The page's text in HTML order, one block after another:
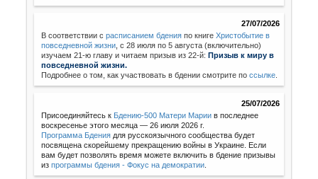
27/07/2026
В соответствии с расписанием бдения по книгеХристобытие в
повседневной жизни с 28 июля по 5 августа (включительно)
изучаем 21-ю главу и читаем призыв из 22-й:Призыв к миру в
повседневной жизни.
Подробнее о том, как участвовать в бдении смотрите поссылке
25/07/2026
Присоединяйтесь к Бдению-500 Матери Марии в последнее
воскресенье этого месяца — 26 июля 2026 г.
Программа Бдения для русскоязычного сообщества будет
посвящена скорейшему прекращению войны в Украине. Если
вам будет позволять время можете включить в бдение призывы
изпрограммы бдения - Фокус на демократии